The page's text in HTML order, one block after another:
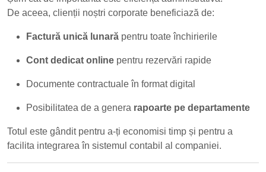
De aceea, clienții noștri corporate beneficiază de:
Factură unică lunară pentru toate închirierile
Cont dedicat online pentru rezervări rapide
Documente contractuale în format digital
Posibilitatea de a genera rapoarte pe departamente
Totul este gândit pentru a-ți economisi timp și pentru a
facilita integrarea în sistemul contabil al companiei.